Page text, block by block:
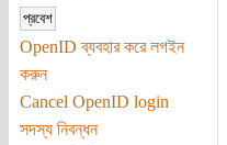
OpenID ব্যবহার করে লগইন
করুন
Cancel OpenID login
সদস্য নিবন্ধন